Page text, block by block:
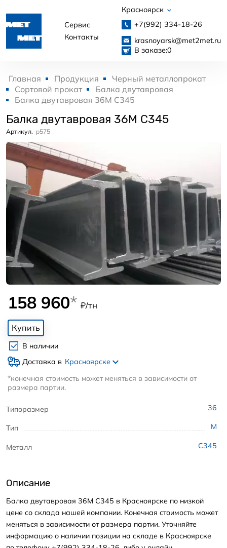
Сервис
Контакты
Красноярск
+7(992) 334-18-26
krasnoyarsk@met2met.ru
В заказе:0
Главная Продукция
Черный металлопрокат
Сортовой прокат
Балка двутавровая
Балка двутавровая 36М С345
Балка двутавровая 36М С345
Артикул. p575
Типоразмер 36
Тип М
Металл С345
158 960* ₽/тн
Купить
В наличии
Доставка в Красноярске
*конечная стоимость может меняться в зависимости от
размера партии.
Описание
Балка двутавровая 36М С345 в Красноярске по низкой
цене со склада нашей компании. Конечная стоимость может
меняться в зависимости от размера партии. Уточняйте
информацию о наличии позиции на складе в Красноярске